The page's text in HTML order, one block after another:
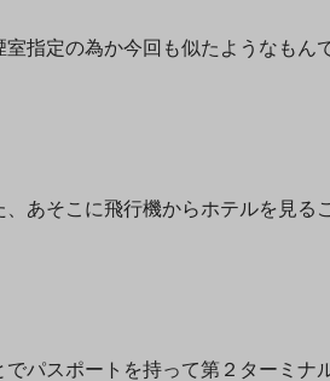
指定の為か今回も似たようなもん
あそこに飛行機からホテルを見る
パスポートを持って第２ターミナ